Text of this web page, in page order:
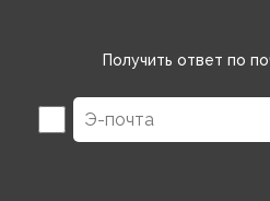
Получить ответ по